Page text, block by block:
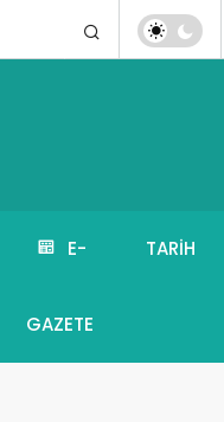
E-
GAZETE
TARIH